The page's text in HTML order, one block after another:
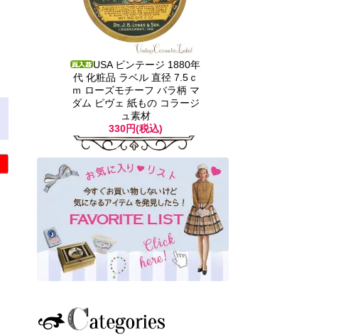
USA ビンテージ 1880年
代 化粧品 ラベル 直径 7.5ｃ
ｍ ローズモチーフ バラ柄 マ
ダム ピヴェ 紙もの コラージ
ュ素材
330円(税込)